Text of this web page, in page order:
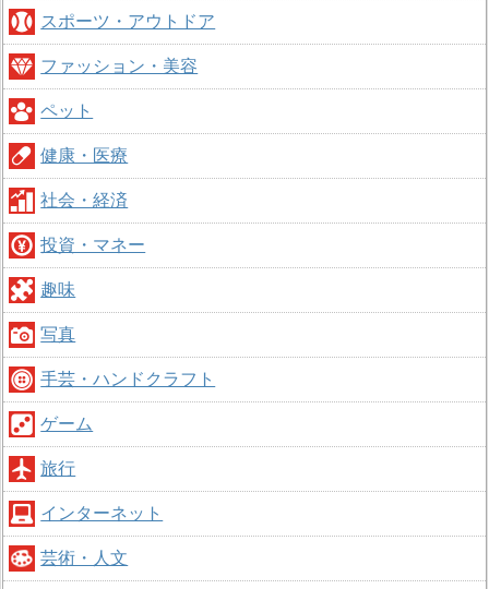
スポーツ・アウトドア
ファッション・美容
ペット
健康・医療
社会・経済
投資・マネー
趣味
写真
手芸・ハンドクラフト
ゲーム
旅行
インターネット
芸術・人文